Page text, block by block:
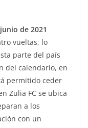
de 2021
vueltas, lo
parte del país
del calendario, en
permitido ceder
Zulia FC se ubica
a los
con un